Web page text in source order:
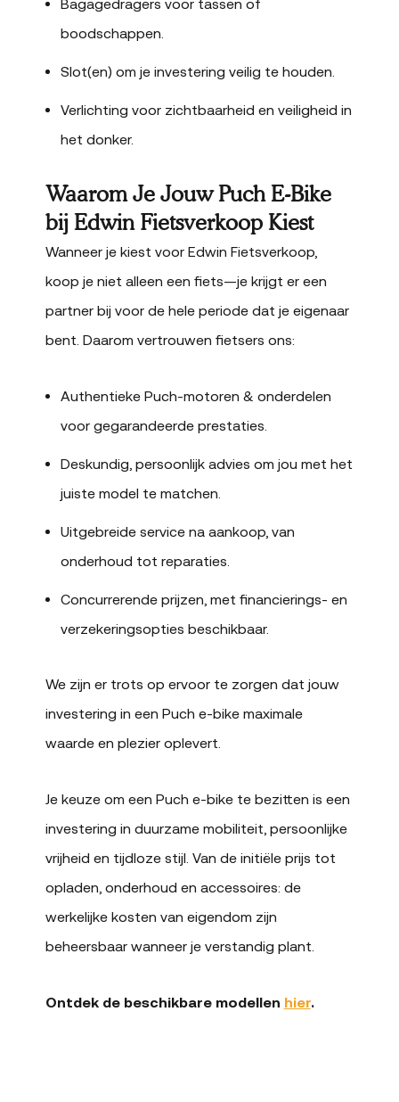
Bagagedragers voor tassen of
boodschappen.
Slot(en) om je investering veilig te houden.
Verlichting voor zichtbaarheid en veiligheid in
het donker.
Waarom Je Jouw Puch E-Bike
bij Edwin Fietsverkoop Kiest
Wanneer je kiest voor Edwin Fietsverkoop,
koop je niet alleen een fiets—je krijgt er een
partner bij voor de hele periode dat je eigenaar
bent. Daarom vertrouwen fietsers ons:
Authentieke Puch-motoren & onderdelen
voor gegarandeerde prestaties.
Deskundig, persoonlijk advies om jou met het
juiste model te matchen.
Uitgebreide service na aankoop, van
onderhoud tot reparaties.
Concurrerende prijzen, met financierings- en
verzekeringsopties beschikbaar.
We zijn er trots op ervoor te zorgen dat jouw
investering in een Puch e-bike maximale
waarde en plezier oplevert.
Je keuze om een Puch e-bike te bezitten is een
investering in duurzame mobiliteit, persoonlijke
vrijheid en tijdloze stijl. Van de initiële prijs tot
opladen, onderhoud en accessoires: de
werkelijke kosten van eigendom zijn
beheersbaar wanneer je verstandig plant.
Ontdek de beschikbare modellen hier.